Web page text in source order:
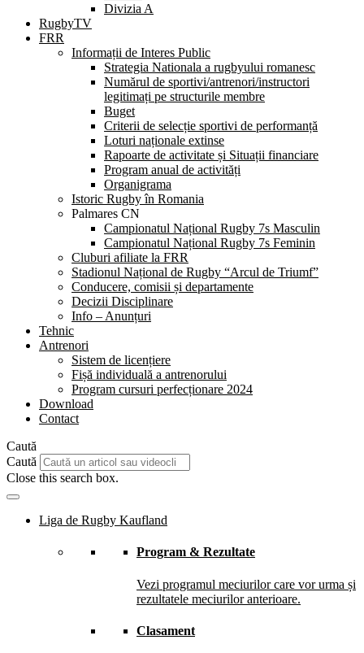
Divizia A
RugbyTV
FRR
Informații de Interes Public
Strategia Nationala a rugbyului romanesc
Numărul de sportivi/antrenori/instructori
legitimați pe structurile membre
Buget
Criterii de selecție sportivi de performanță
Loturi naționale extinse
Rapoarte de activitate și Situații financiare
Program anual de activități
Organigrama
Istoric Rugby în Romania
Palmares CN
Campionatul Național Rugby 7s Masculin
Campionatul Național Rugby 7s Feminin
Cluburi afiliate la FRR
Stadionul Național de Rugby “Arcul de Triumf”
Conducere, comisii și departamente
Decizii Disciplinare
Info – Anunțuri
Tehnic
Antrenori
Sistem de licențiere
Fișă individuală a antrenorului
Program cursuri perfecționare 2024
Download
Contact
Caută
Caută
Close this search box.
Liga de Rugby Kaufland
Program & Rezultate
Vezi programul meciurilor care vor urma și
rezultatele meciurilor anterioare.
Clasament